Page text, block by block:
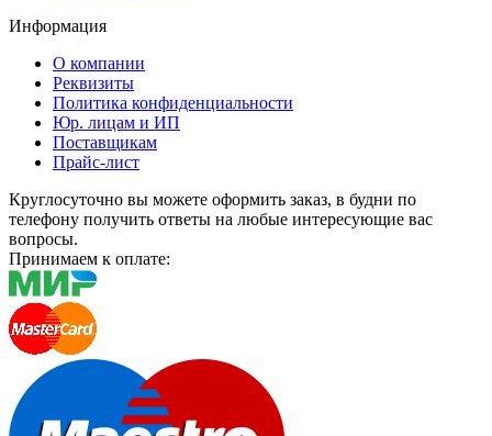
Информация
О компании
Реквизиты
Политика конфиденциальности
Юр. лицам и ИП
Поставщикам
Прайс-лист
Круглосуточно вы можете оформить заказ, в будни по
телефону получить ответы на любые интересующие вас
вопросы.
Принимаем к оплате: